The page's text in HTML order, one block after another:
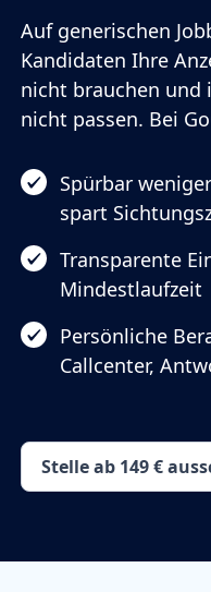
Auf generischen
Kandidaten Ihre
nicht brauchen und
nicht passen. Bei
Spürbar
spart
Transparente
Mindestlaufzeit
Persönliche
Callcenter,
Stelle ab 149 €